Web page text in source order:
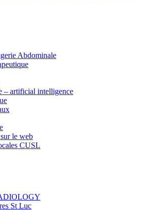
Abdominale
– artificial intelligence
le web
CUSL
St Luc